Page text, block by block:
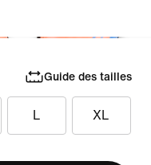
Guide des tailles
L XL